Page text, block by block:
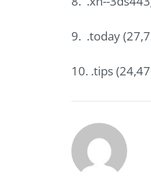
9. .today
10. .tips